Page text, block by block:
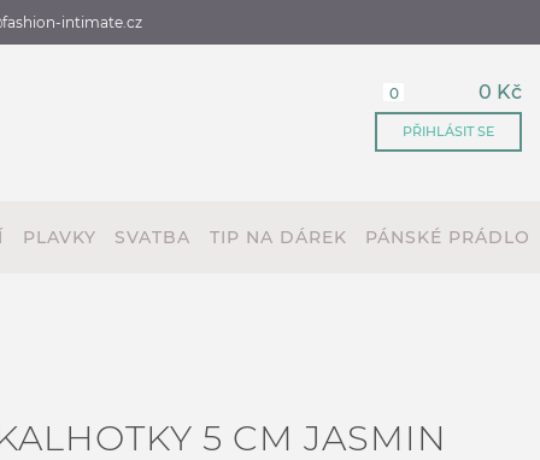
intimate.cz
0 0 Kč
PŘIHLÁSIT SE
PLAVKY SVATBA TIP NA DÁREK PÁNSKÉ PRÁDLO
5 CM JASMIN